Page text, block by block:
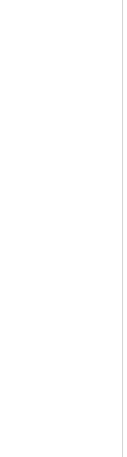
层2326室（需提前预约）